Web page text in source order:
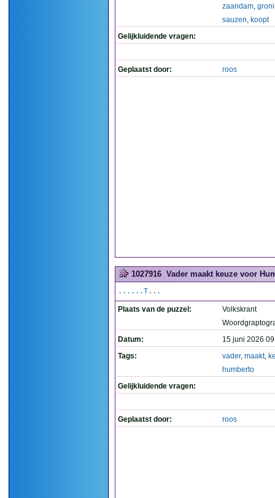
zaandam,
sauzen, koopt
Gelijkluidende vragen:
Geplaatst door: roos
1027916 Vader maakt keuze voor
......T...
Plaats van de puzzel:
Volkskrant
Datum:
15 juni 2026
Tags:
vader, maakt,
humberto
Gelijkluidende vragen:
Geplaatst door: roos